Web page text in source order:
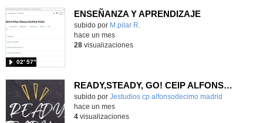
ENSEÑANZA Y APRENDIZAJE
Contenido educativo.
subido por M.pilar R.
02′ 57″
hace un mes
28visualizaciones
READY,STEADY, GO! CEIP ALFONSO X EL SABIO
Contenido educativo.
subido por Jestudios cp alfonsodecimo madrid
hace un mes
4visualizaciones